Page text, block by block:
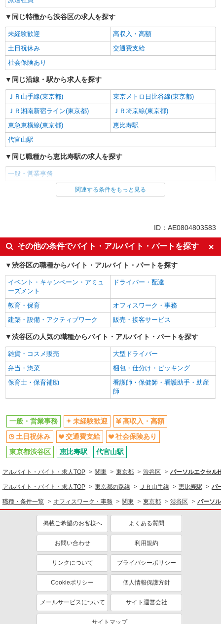
同じ特徴から渋谷区の求人を探す
未経験歓迎
高収入・高額
土日祝休み
交通費支給
社会保険あり
同じ沿線・駅から求人を探す
ＪＲ山手線(東京都)
東京メトロ日比谷線(東京都)
ＪＲ湘南新宿ライン(東京都)
ＪＲ埼京線(東京都)
東急東横線(東京都)
恵比寿駅
代官山駅
同じ職種から恵比寿駅の求人を探す
一般・営業事務
同じ雇用形態から恵比寿駅の求人を探す
未経験歓迎
高収入・高額
土日祝休み
交通費支給
社会保険あり
同じ職種から求人を探す
オフィスワーク・事務
一般・営業事務
同じ特徴から求人を探す
未経験歓迎
土日祝休み
交通費支給
社会保険あり
関連する条件をもっと見る
ID：AE0804803583
その他の条件でバイト・アルバイト・パートを探す
渋谷区の職種からバイト・アルバイト・パートを探す
イベント・キャンペーン・アミュ
ーズメント
ドライバー・配達
教育・保育
オフィスワーク・事務
建築・設備・アクティブワーク
販売・接客サービス
渋谷区の人気の職種からバイト・アルバイト・パートを探す
雑貨・コスメ販売
大型ドライバー
弁当・惣菜
梱包・仕分け・ピッキング
保育士・保育補助
看護師・保健師・看護助手・助産
師
一般・営業事務 未経験歓迎
高収入・高額
土日祝休み
交通費支給
社会保険あり
東京都渋谷区
恵比寿駅 代官山駅
アルバイト・バイト・求人TOP 関東 東京都 渋谷区 パーソルエクセル
アルバイト・バイト・求人TOP 東京都の路線 ＪＲ山手線 恵比寿駅 パ
職種・条件一覧 オフィスワーク・事務 関東 東京都 渋谷区 パーソ
掲載ご希望のお客様へ よくある質問
お問い合わせ 利用規約
リンクについて プライバシーポリシー
Cookieポリシー 個人情報保護方針
メールサービスについて サイト運営会社
サイトマップ